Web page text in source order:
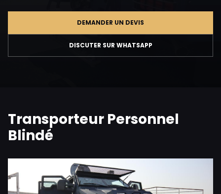
DEMANDER UN DEVIS
DISCUTER SUR WHATSAPP
Transporteur Personnel
Blindé